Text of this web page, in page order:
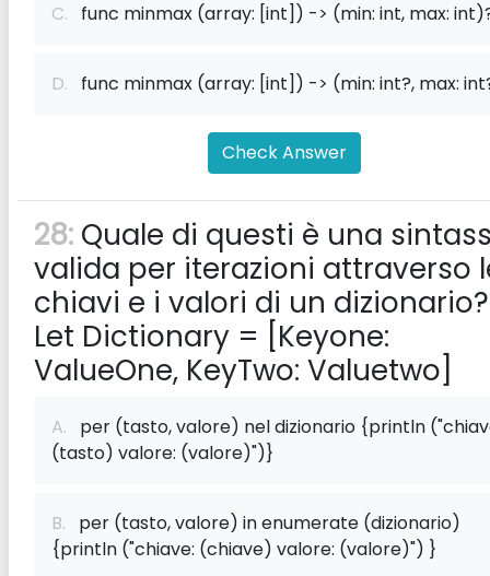
C. func minmax (array: [int]) -> (min: int, max:
D. func minmax (array: [int]) -> (min: int?, max:
Check Answer
28: Quale di questi è una
valida per iterazioni attraverso
chiavi e i valori di un dizionario?
Let Dictionary = [Keyone:
ValueOne, KeyTwo: Valuetwo]
A. per (tasto, valore) nel dizionario {println
(tasto) valore: (valore)")}
B. per (tasto, valore) in enumerate (dizionario)
{println ("chiave: (chiave) valore: (valore)") }